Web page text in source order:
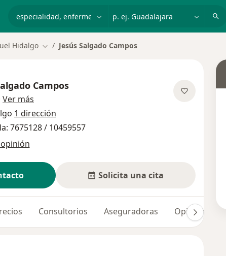
Hidalgo Cambiar de ciudad
Jesús Salgado Campos
Campos
Ver más
1 dirección
7675128 / 10459557
Solicita una cita
Consultorios Aseguradoras Opiniones (1)